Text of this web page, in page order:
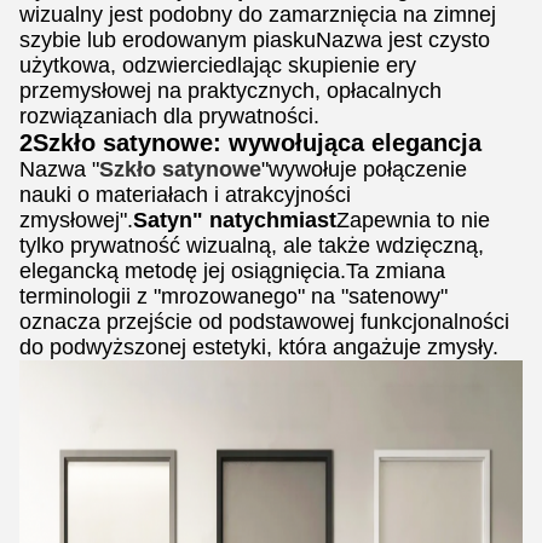
wizualny jest podobny do zamarznięcia na zimnej
szybie lub erodowanym piaskuNazwa jest czysto
użytkowa, odzwierciedlając skupienie ery
przemysłowej na praktycznych, opłacalnych
rozwiązaniach dla prywatności.
2Szkło satynowe: wywołująca elegancja
Nazwa "Szkło satynowe"wywołuje połączenie
nauki o materiałach i atrakcyjności
zmysłowej".Satyn" natychmiastZapewnia to nie
tylko prywatność wizualną, ale także wdzięczną,
elegancką metodę jej osiągnięcia.Ta zmiana
terminologii z "mrozowanego" na "satenowy"
oznacza przejście od podstawowej funkcjonalności
do podwyższonej estetyki, która angażuje zmysły.